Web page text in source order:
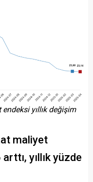
yıllık değişim
maliyet
yıllık yüzde